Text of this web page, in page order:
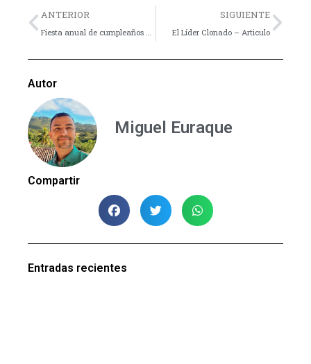
Previo
ANTERIOR SIGUIENTE
El Líder Clonado – Articulo
Autor
Miguel Euraque
Compartir
Entradas recientes